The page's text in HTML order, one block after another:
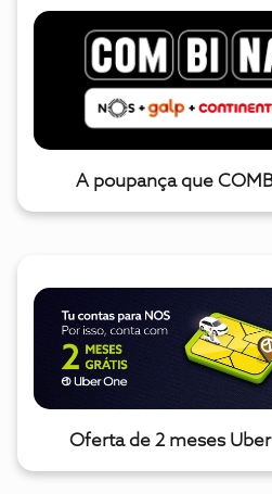
A poupança que
Oferta de 2 meses